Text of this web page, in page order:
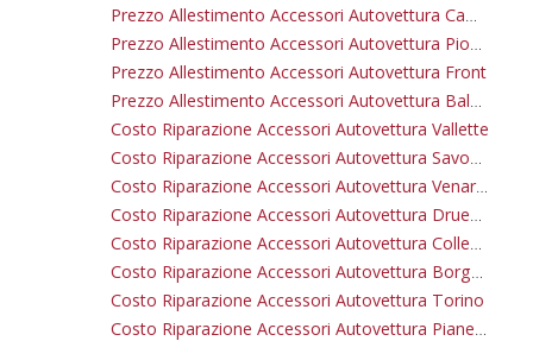
Prezzo Allestimento Accessori Autovettura Cambiano
Prezzo Allestimento Accessori Autovettura Piobesi Torinese
Prezzo Allestimento Accessori Autovettura Front
Prezzo Allestimento Accessori Autovettura Balangero
Costo Riparazione Accessori Autovettura Vallette
Costo Riparazione Accessori Autovettura Savonera
Costo Riparazione Accessori Autovettura Venaria Reale
Costo Riparazione Accessori Autovettura Druento
Costo Riparazione Accessori Autovettura Collegno
Costo Riparazione Accessori Autovettura Borgaro Torinese
Costo Riparazione Accessori Autovettura Torino
Costo Riparazione Accessori Autovettura Pianezza